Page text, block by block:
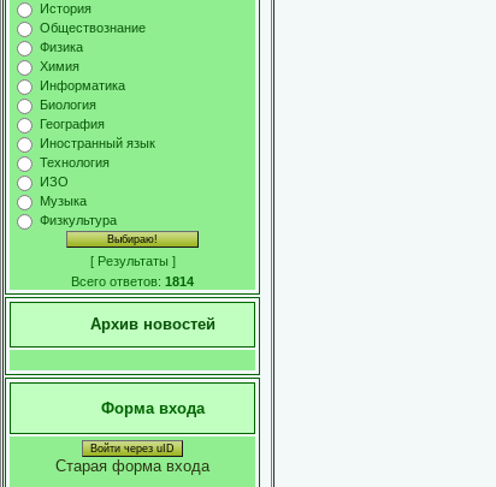
История
Обществознание
Физика
Химия
Информатика
Биология
География
Иностранный язык
Технология
ИЗО
Музыка
Физкультура
[ Результаты ]
Всего ответов: 1814
Архив новостей
Форма входа
Войти через uID
Старая форма входа